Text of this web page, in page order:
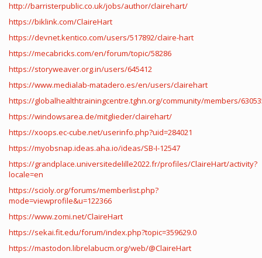
http://barristerpublic.co.uk/jobs/author/clairehart/
https://biklink.com/ClaireHart
https://devnet.kentico.com/users/517892/claire-hart
https://mecabricks.com/en/forum/topic/58286
https://storyweaver.org.in/users/645412
https://www.medialab-matadero.es/en/users/clairehart
https://globalhealthtrainingcentre.tghn.org/community/members/
https://windowsarea.de/mitglieder/clairehart/
https://xoops.ec-cube.net/userinfo.php?uid=284021
https://myobsnap.ideas.aha.io/ideas/SB-I-12547
https://grandplace.universitedelille2022.fr/profiles/ClaireHart/activity?
locale=en
https://scioly.org/forums/memberlist.php?
mode=viewprofile&u=122366
https://www.zomi.net/ClaireHart
https://sekai.fit.edu/forum/index.php?topic=359629.0
https://mastodon.librelabucm.org/web/@ClaireHart